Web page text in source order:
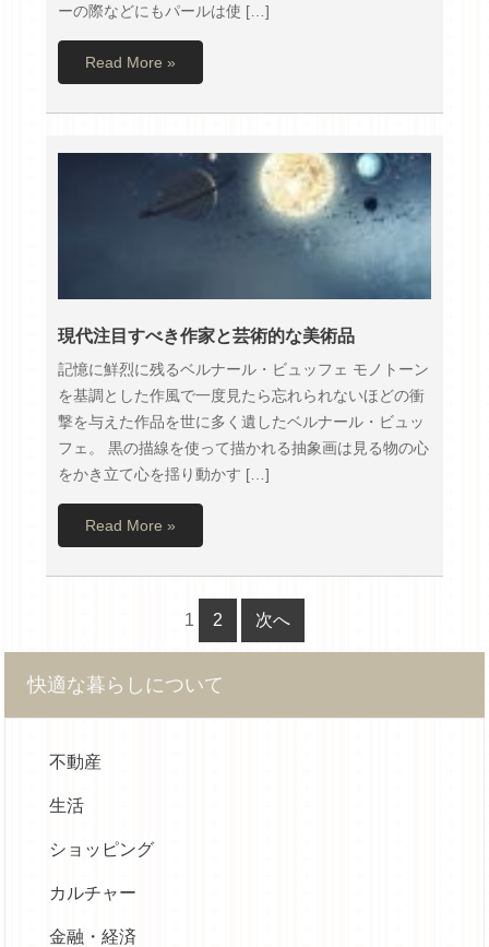
ーの際などにもパールは使 […]
Read More »
現代注目すべき作家と芸術的な美術品
記憶に鮮烈に残るベルナール・ビュッフェ モノトーン
を基調とした作風で一度見たら忘れられないほどの衝
撃を与えた作品を世に多く遺したベルナール・ビュッ
フェ。 黒の描線を使って描かれる抽象画は見る物の心
をかき立て心を揺り動かす […]
Read More »
投
稿
の
ペ
1 2 次へ
快適な暮らしについて
不動産
生活
ショッピング
カルチャー
金融・経済